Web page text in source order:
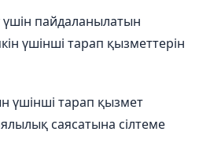
үшін пайдаланылатын
үшінші тарап қызметтерін
үшінші тарап қызмет
саясатына сілтеме